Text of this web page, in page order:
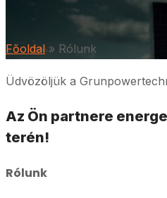
Főoldal » Rólunk
Üdvözöljük a
Az Ön partnere
terén!
Rólunk